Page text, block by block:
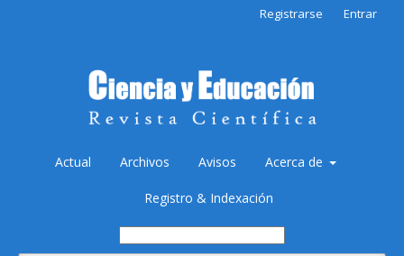
Actual Archivos Avisos Acerca de
Registro & Indexación
Registrarse Entrar